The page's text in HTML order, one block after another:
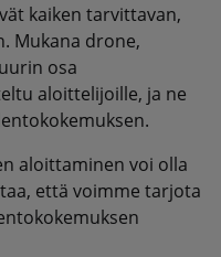
kaiken tarvittavan,
Mukana drone,
osa
aloittelijoille, ja ne
aloittaminen voi olla
että voimme tarjota